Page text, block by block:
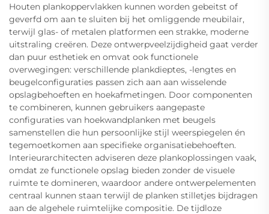
Houten plankoppervlakken kunnen worden gebeitst of
geverfd om aan te sluiten bij het omliggende meubilair,
terwijl glas- of metalen platformen een strakke, moderne
uitstraling creëren. Deze ontwerpveelzijdigheid gaat verder
dan puur esthetiek en omvat ook functionele
overwegingen: verschillende plankdieptes, -lengtes en
beugelconfiguraties passen zich aan aan wisselende
opslagbehoeften en hoekafmetingen. Door componenten
te combineren, kunnen gebruikers aangepaste
configuraties van hoekwandplanken met beugels
samenstellen die hun persoonlijke stijl weerspiegelen én
tegemoetkomen aan specifieke organisatiebehoeften.
Interieurarchitecten adviseren deze plankoplossingen vaak,
omdat ze functionele opslag bieden zonder de visuele
ruimte te domineren, waardoor andere ontwerpelementen
centraal kunnen staan terwijl de planken stilletjes bijdragen
aan de algehele ruimtelijke compositie. De tijdloze